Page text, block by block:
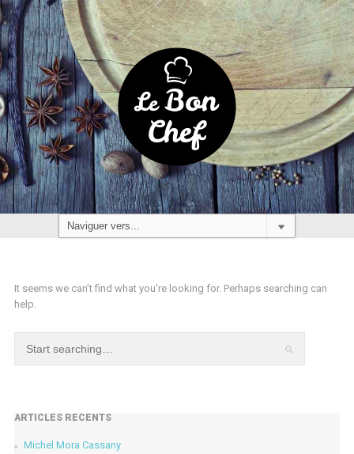
It seems we can’t find what you’re looking for. Perhaps searching can
help.
ARTICLES RÉCENTS
Michel Mora Cassany